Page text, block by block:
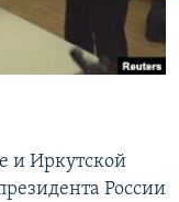
и Иркутской
России